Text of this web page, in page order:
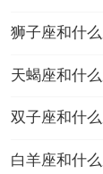
狮子座和什
天蝎座和什
双子座和什
白羊座和什